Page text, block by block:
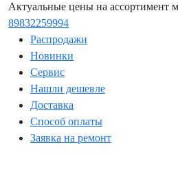
Актуальные цены на ассортимент
89832259994
Распродажи
Новинки
Сервис
Нашли дешевле
Доставка
Способ оплаты
Заявка на ремонт